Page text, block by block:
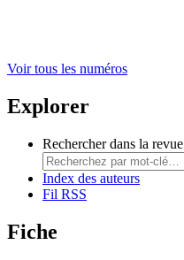
Voir tous les numéros
Explorer
Rechercher dans la revue
Index des auteurs
Fil RSS
Fiche